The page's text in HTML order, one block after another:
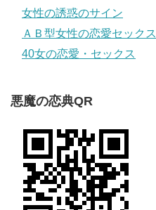
女性の誘惑のサイン
ＡＢ型女性の恋愛セックス
40女の恋愛・セックス
悪魔の恋典QR